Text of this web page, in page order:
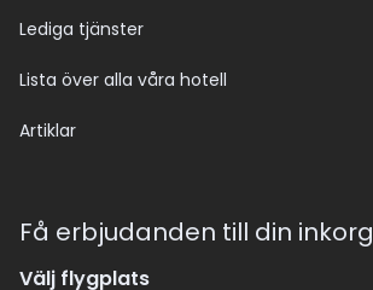
Lediga tjänster
Lista över alla våra hotell
Artiklar
Få erbjudanden till din inkorg
Välj flygplats